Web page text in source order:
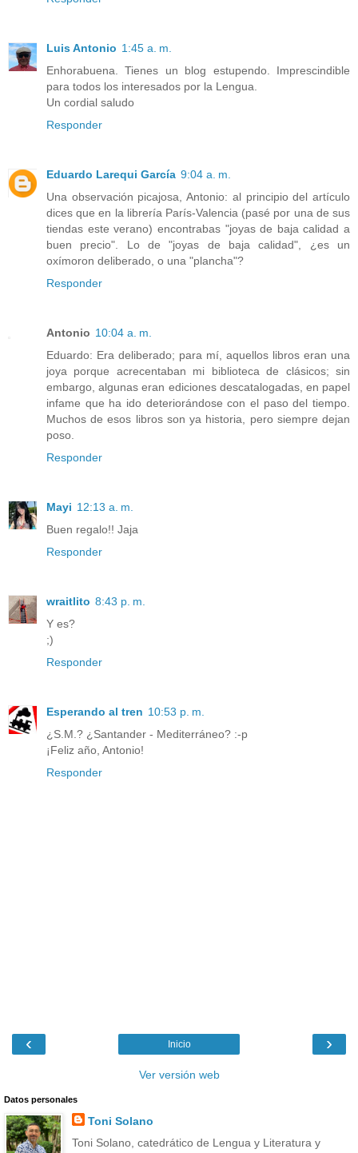
Luis Antonio 1:45 a. m.
Enhorabuena. Tienes un blog estupendo. Imprescindible
para todos los interesados por la Lengua.
Un cordial saludo
Responder
Eduardo Larequi García 9:04 a. m.
Una observación picajosa, Antonio: al principio del artículo
dices que en la librería París-Valencia (pasé por una de sus
tiendas este verano) encontrabas "joyas de baja calidad a
buen precio". Lo de "joyas de baja calidad", ¿es un
oxímoron deliberado, o una "plancha"?
Responder
Antonio 10:04 a. m.
Eduardo: Era deliberado; para mí, aquellos libros eran una
joya porque acrecentaban mi biblioteca de clásicos; sin
embargo, algunas eran ediciones descatalogadas, en papel
infame que ha ido deteriorándose con el paso del tiempo.
Muchos de esos libros son ya historia, pero siempre dejan
poso.
Responder
Mayi 12:13 a. m.
Buen regalo!! Jaja
Responder
wraitlito 8:43 p. m.
Y es?
;)
Responder
Esperando al tren 10:53 p. m.
¿S.M.? ¿Santander - Mediterráneo? :-p
¡Feliz año, Antonio!
Responder
‹ ›
Inicio
Ver versión web
Datos personales
Toni Solano
Toni Solano, catedrático de Lengua y Literatura y